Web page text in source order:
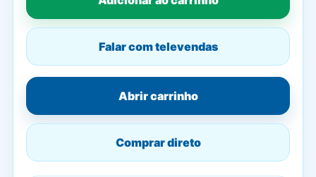
Falar com televendas
Abrir carrinho
Comprar direto